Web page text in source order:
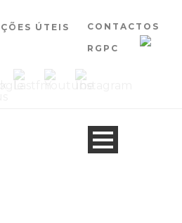
ÚTEIS CONTACTOS
RGPC